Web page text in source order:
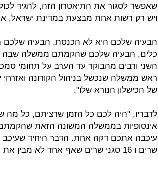
שאפשר לסגור את התיאטרון הזה, להגיד
ויש רק רשות אחת מבצעת במדינת ישראל,
הבעיה שלכם היא לא הכנסת, הבעיה שלכם
כלים, הבעיה שלכם שהקמתם ממשלה שבה
השני ורבים מהבוקר עד הערב על תחומי
ראש ממשלה שנכשל בניהול הקורונה
של הכישלון הנורא שלו".
לדבריו, "היה לכם כל הזמן שרציתם, כל מה
אינסופיות בממשלה המשונה הזאת
שרים ו 16 סגני שרים שאף אחד לא מבין את הסמכויות שלה".